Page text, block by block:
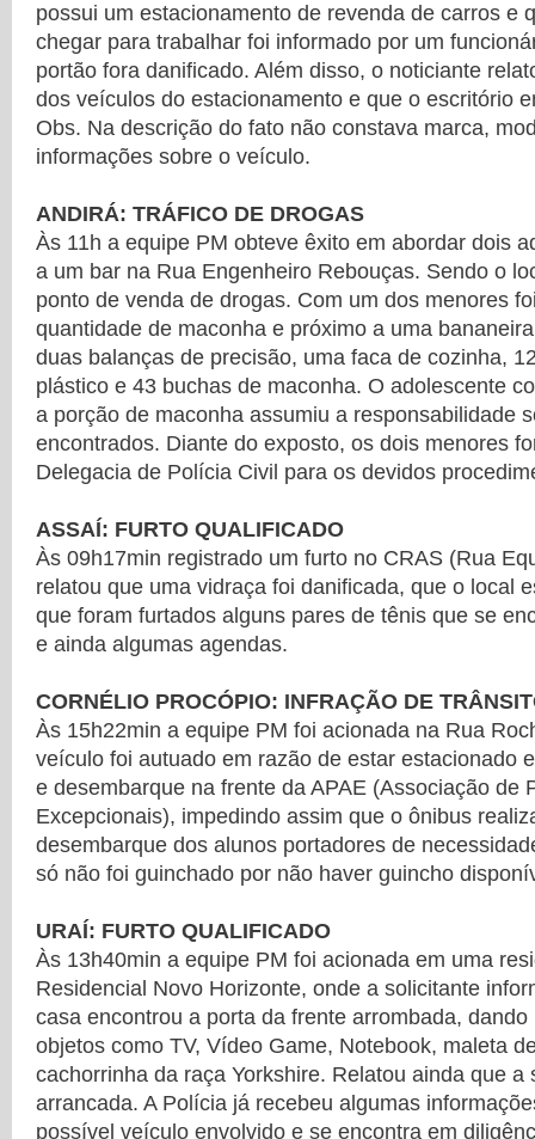
possui um estacionamento de revenda de carros e
chegar para trabalhar foi informado por um
portão fora danificado. Além disso, o noticiante
dos veículos do estacionamento e que o escritório
Obs. Na descrição do fato não constava marca,
informações sobre o veículo.
ANDIRÁ: TRÁFICO DE DROGAS
Às 11h a equipe PM obteve êxito em abordar dois
a um bar na Rua Engenheiro Rebouças. Sendo o
ponto de venda de drogas. Com um dos menores
quantidade de maconha e próximo a uma
duas balanças de precisão, uma faca de cozinha,
plástico e 43 buchas de maconha. O adolescente
a porção de maconha assumiu a responsabilidade
encontrados. Diante do exposto, os dois menores
Delegacia de Polícia Civil para os devidos
ASSAÍ: FURTO QUALIFICADO
Às 09h17min registrado um furto no CRAS (Rua
relatou que uma vidraça foi danificada, que o local
que foram furtados alguns pares de tênis que se
e ainda algumas agendas.
CORNÉLIO PROCÓPIO: INFRAÇÃO DE
Às 15h22min a equipe PM foi acionada na Rua
veículo foi autuado em razão de estar estacionado
e desembarque na frente da APAE (Associação de
Excepcionais), impedindo assim que o ônibus
desembarque dos alunos portadores de
só não foi guinchado por não haver guincho
URAÍ: FURTO QUALIFICADO
Às 13h40min a equipe PM foi acionada em uma
Residencial Novo Horizonte, onde a solicitante
casa encontrou a porta da frente arrombada,
objetos como TV, Vídeo Game, Notebook, maleta
cachorrinha da raça Yorkshire. Relatou ainda que a
arrancada. A Polícia já recebeu algumas
possível veículo envolvido e se encontra em